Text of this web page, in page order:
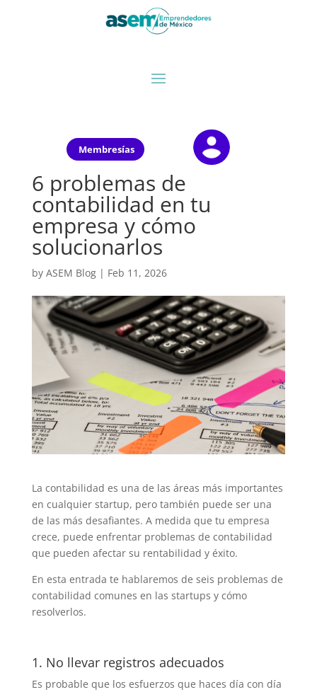
Membresías
6 problemas de
contabilidad en tu
empresa y cómo
solucionarlos
by ASEM Blog| Feb 11, 2026
La contabilidad es una de las áreas más importantes
en cualquier startup, pero también puede ser una
de las más desafiantes. A medida que tu empresa
crece, puede enfrentar problemas de contabilidad
que pueden afectar su rentabilidad y éxito.
En esta entrada te hablaremos de seis problemas de
contabilidad comunes en las startups y cómo
resolverlos.
1. No llevar registros adecuados
Es probable que los esfuerzos que haces día con día